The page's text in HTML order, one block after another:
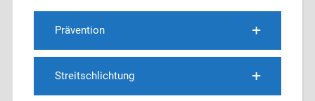
Prävention
Streitschlichtung